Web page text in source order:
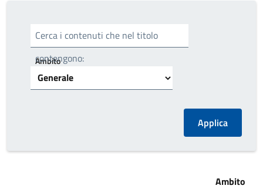
Cerca i contenuti che nel titolo
contengono:
Ambito
Ambito